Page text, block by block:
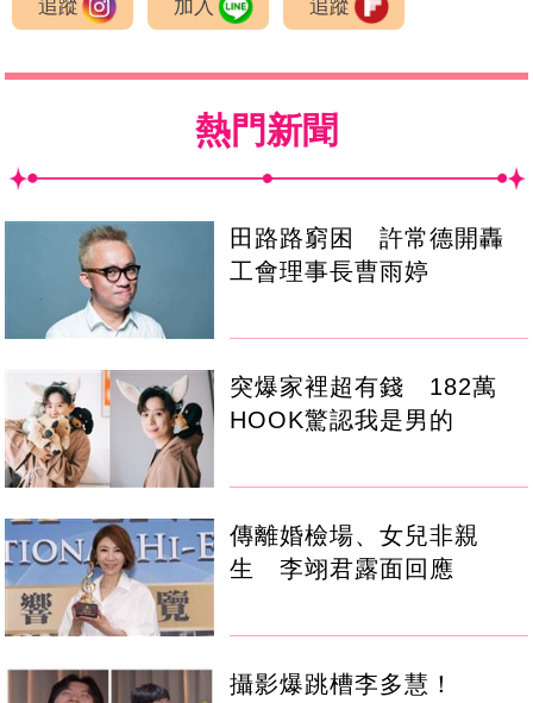
追蹤 加入 追蹤
熱門新聞
田路路窮困 許常德開轟
工會理事長曹雨婷
突爆家裡超有錢 182萬
HOOK驚認我是男的
傳離婚檢場、女兒非親
生 李翊君露面回應
攝影爆跳槽李多慧！